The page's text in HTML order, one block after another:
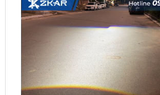
Chế độ chiếu gần (Cos)